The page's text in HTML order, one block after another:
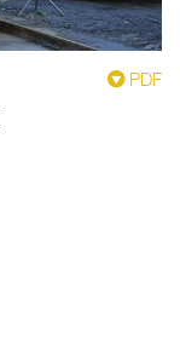
PDF